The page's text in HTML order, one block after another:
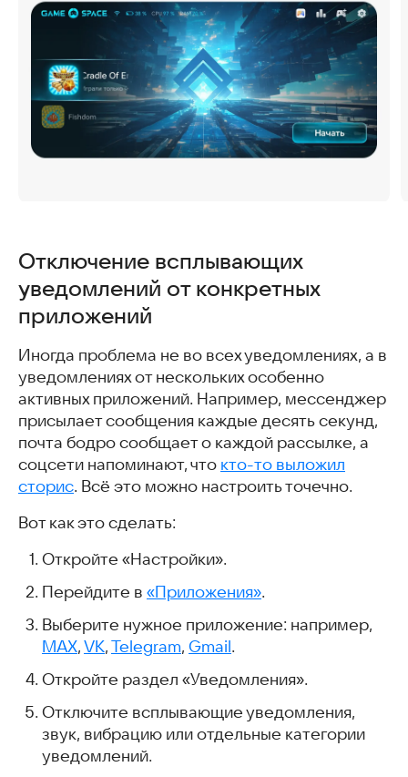
Отключение всплывающих
уведомлений от конкретных
приложений
Иногда проблема не во всех уведомлениях, а в
уведомлениях от нескольких особенно
активных приложений. Например, мессенджер
присылает сообщения каждые десять секунд,
почта бодро сообщает о каждой рассылке, а
соцсети напоминают, что кто-то выложил
сторис. Всё это можно настроить точечно.
Вот как это сделать:
Откройте «Настройки».
Перейдите в «Приложения».
Выберите нужное приложение: например,
MAX, VK, Telegram, Gmail.
Откройте раздел «Уведомления».
Отключите всплывающие уведомления,
звук, вибрацию или отдельные категории
уведомлений.